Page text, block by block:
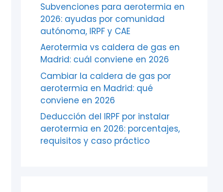
Subvenciones para aerotermia en
2026: ayudas por comunidad
autónoma, IRPF y CAE
Aerotermia vs caldera de gas en
Madrid: cuál conviene en 2026
Cambiar la caldera de gas por
aerotermia en Madrid: qué
conviene en 2026
Deducción del IRPF por instalar
aerotermia en 2026: porcentajes,
requisitos y caso práctico